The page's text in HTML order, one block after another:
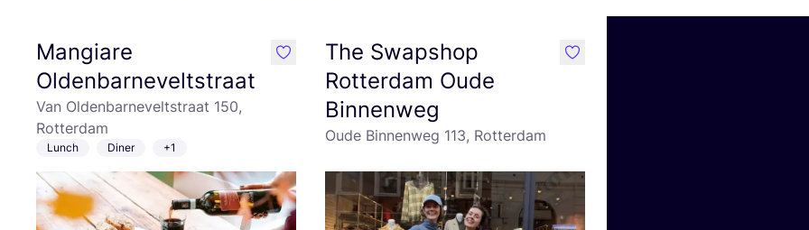
Mangiare
Oldenbarneveltstraat
Van Oldenbarneveltstraat 150,
Rotterdam
Lunch Diner +1
like
The Swapshop
Rotterdam Oude
Binnenweg
Oude Binnenweg 113, Rotterdam
like